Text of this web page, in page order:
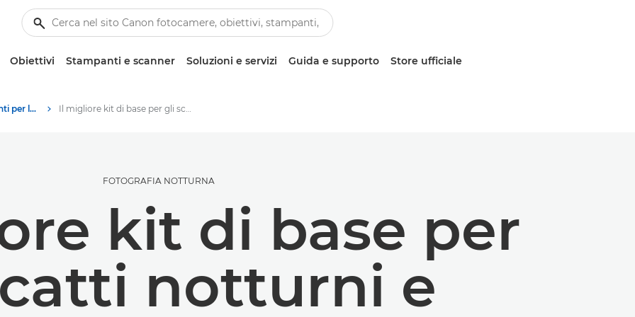
Obiettivi Stampanti e scanner Soluzioni e servizi Guida e supporto Store ufficiale
Tecniche e suggerimenti per la fotografia e la stampa Il migliore kit di base per gli scatti notturni
FOTOGRAFIA NOTTURNA
kit di base per
notturni e